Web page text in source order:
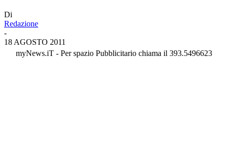
Di
Redazione
-
18 AGOSTO 2011
myNews.iT - Per spazio Pubblicitario chiama il 393.5496623